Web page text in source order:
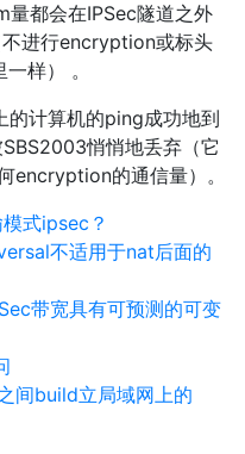
都会在IPSec隧道之外
进行encryption或标头
样） 。
的计算机的ping成功地到
悄悄地丢弃（它
encryption的通信量）。
式ipsec？
不适用于nat后面的
带宽具有可预测的可变
间build立局域网上的